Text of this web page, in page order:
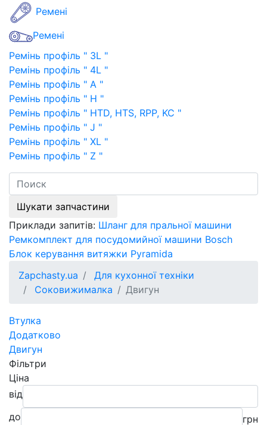
Ремені
Ремені
Ремінь профіль " 3L "
Ремінь профіль " 4L "
Ремінь профіль " A "
Ремінь профіль " H "
Ремінь профіль " HTD, HTS, RPP, KC "
Ремінь профіль " J "
Ремінь профіль " XL "
Ремінь профіль " Z "
Шукати запчастини
Приклади запитів: Шланг для пральної машини
Ремкомплект для посудомийної машини Bosch
Блок керування витяжки Pyramida
Zapchasty.ua
Для кухонної техніки
Соковижималка
Двигун
Втулка
Додатково
Двигун
Фільтри
Ціна
від
до
грн